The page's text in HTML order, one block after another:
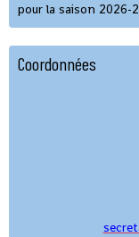
pour la saison 2026-
Coordonnées